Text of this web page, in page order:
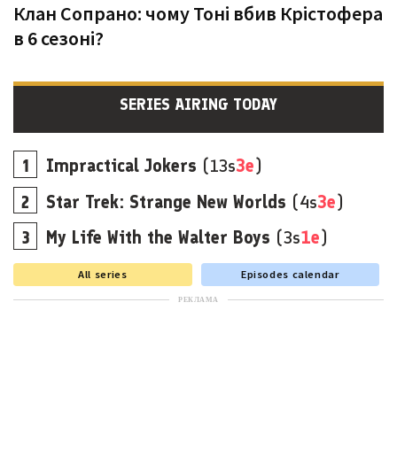
Клан Сопрано: чому Тоні вбив Крістофера
в 6 сезоні?
SERIES AIRING TODAY
Impractical Jokers (13s3e)
Star Trek: Strange New Worlds (4s3e)
My Life With the Walter Boys (3s1e)
All series Episodes calendar
РЕКЛАМА